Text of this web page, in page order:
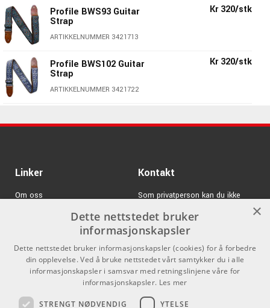
høy kvalitet og finnes i massevis av deilige, eksklusive
mønstre, farger og varianter gjør dem bare enda mer
interessante.
Her finner du modeller håndlaget av det fineste og
mykeste skinn, semsket skinn, nylon, kork, hamp, bomull
eller polyester i ulike farger, mønstre og design.
Pimp deg selv og gitaren din med en skulderstropp fra
Profile BWS93 Guitar
Strap
ARTIKKELNUMMER 3421713
Kr 320/stk
Profile BWS102 Guitar
Strap
ARTIKKELNUMMER 3421722
Kr 320/stk
Strap
Profile BWS96 Guitar
ARTIKKELNUMMER 3421716
Linker
Om oss
GDPR & Cookies
Kontakt
Som privatperson kan du ikke
kjøpe på denne nettsiden, alt salg
skjer gjennom våre forhandlere.
×
Dette nettstedet bruker
informasjonskapsler
Dette nettstedet bruker informasjonskapsler (cookies) for å forbedre
din opplevelse. Ved å bruke nettstedet vårt samtykker du i alle
informasjonskapsler i samsvar med retningslinjene våre for
informasjonskapsler. Les mer
STRENGT NØDVENDIG YTELSE